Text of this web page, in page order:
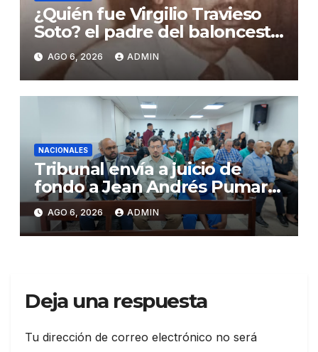
¿Quién fue Virgilio Travieso
Soto? el padre del baloncesto
dominicano
AGO 6, 2026 ADMIN
NACIONALES
Tribunal envía a juicio de
fondo a Jean Andrés Pumarol
y tres meses de prisión
preventiva
AGO 6, 2026 ADMIN
Deja una respuesta
Tu dirección de correo electrónico no será